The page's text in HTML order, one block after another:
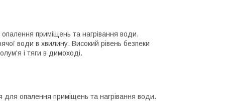
приміщень та нагрівання води.
води в хвилину. Високий рівень безпеки
і тяги в димоході.
для опалення приміщень та нагрівання води.